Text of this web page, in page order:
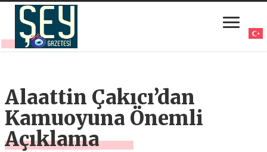
Alaattin Çakıcı’dan
Kamuoyuna Önemli
Açıklama